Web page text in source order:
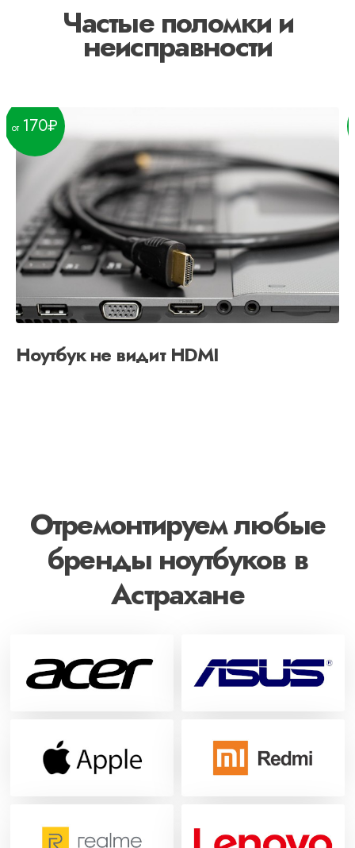
Частые поломки и
неисправности
Ноутбук не видит HDMI
170
Отремонтируем любые
бренды ноутбуков в
Астрахане